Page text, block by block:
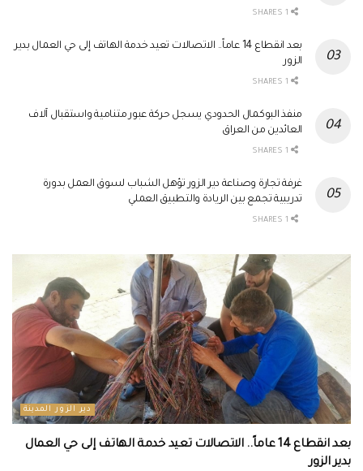
بعد انقطاع 14 عاماً.. الاتصالات تعيد خدمة الهاتف إلى حي العمال بدير
الزور
منفذ البوكمال الحدودي يسجل حركة عبور متنامية واستقبال آلاف
العائدين من العراق
غرفة تجارة وصناعة دير الزور تؤهل الشباب لسوق العمل بدورة
تدريبية تجمع بين الريادة والتطبيق العملي
دير الزور المدينة
بعد انقطاع 14 عاماً.. الاتصالات تعيد خدمة الهاتف إلى حي العمال
بدير الزور